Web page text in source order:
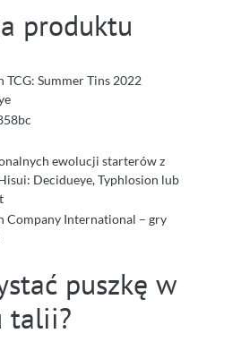
produktu
TCG: Summer Tins 2022
ewolucji starterów z
Decidueye, Typhlosion lub
Company International – gry
puszkę w
talii?